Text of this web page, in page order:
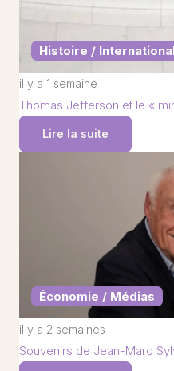
Histoire /
il y a 1 semaine
Thomas Jefferson et le «
Lire la suite
Économie / Médias
il y a 2 semaines
Souvenirs de Jean-Marc